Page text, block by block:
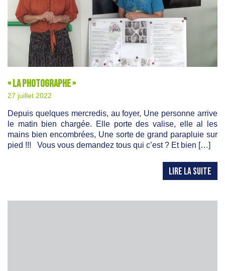
« La photographe »
27 juillet 2022
Depuis quelques mercredis, au foyer, Une personne arrive
le matin bien chargée. Elle porte des valise, elle al les
mains bien encombrées, Une sorte de grand parapluie sur
pied !!! Vous vous demandez tous qui c’est ? Et bien […]
LIRE LA SUITE